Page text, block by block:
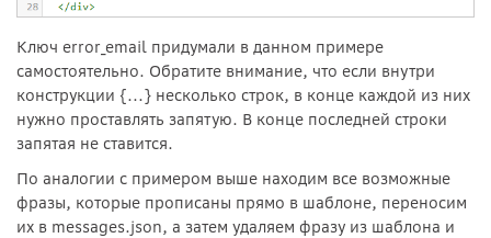
Ключ error_email придумали в данном примере
самостоятельно. Обратите внимание, что если внутри
конструкции {...} несколько строк, в конце каждой из них
нужно проставлять запятую. В конце последней строки
запятая не ставится.
По аналогии с примером выше находим все возможные
фразы, которые прописаны прямо в шаблоне, переносим
их в messages.json, а затем удаляем фразу из шаблона и